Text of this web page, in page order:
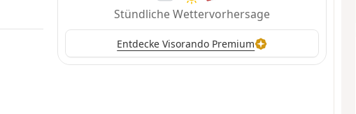
Stündliche Wettervorhersage
Entdecke Visorando Premium